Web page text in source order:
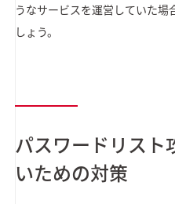
うなサービスを運営していた
しょう。
パスワードリスト
いための対策